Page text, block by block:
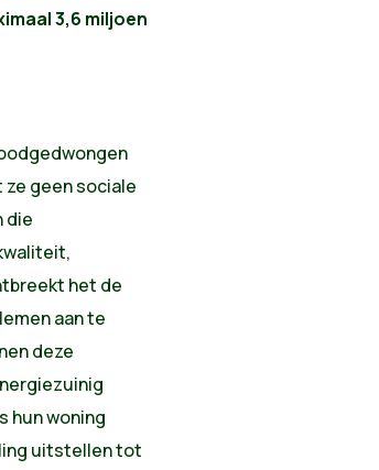
3,6 miljoen
ze geen sociale
die
het de
aan te
deze
hun woning
uitstellen tot